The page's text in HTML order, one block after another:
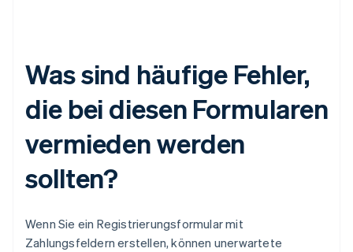
Was sind häufige Fehler,
die bei diesen Formularen
vermieden werden
sollten?
Wenn Sie ein Registrierungsformular mit
Zahlungsfeldern erstellen, können unerwartete